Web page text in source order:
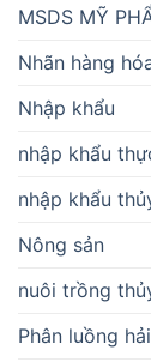
MSDS MỸ
Nhãn hàng
Nhập khẩu
nhập khẩu
nhập khẩu
Nông sản
nuôi trồng
Phân luồng